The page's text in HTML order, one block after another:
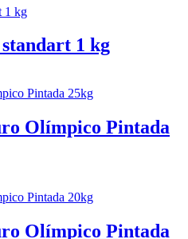
1 kg
Olímpico Pintada
Olímpico Pintada